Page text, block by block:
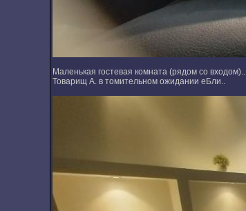
Маленькая гостевая комната (рядом со входом)..
Товарищ А. в томительном ожидании еБли..